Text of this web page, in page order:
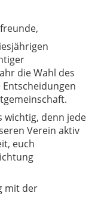
die Wahl des
wichtig, denn jede
Verein aktiv
euch
mit der